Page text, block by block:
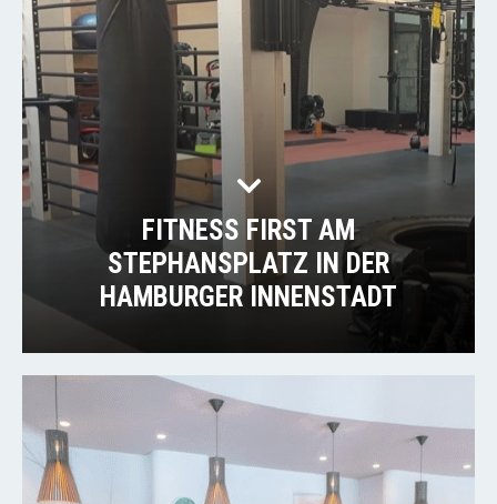
FITNESS FIRST AM
STEPHANSPLATZ IN DER
HAMBURGER INNENSTADT